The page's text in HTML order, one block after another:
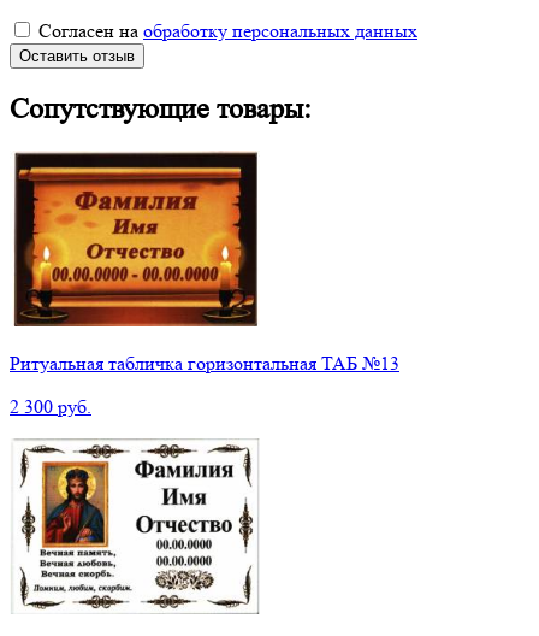
Согласен на обработку персональных данных
Оставить отзыв
Сопутствующие товары:
Ритуальная табличка горизонтальная ТАБ №13
2 300 руб.